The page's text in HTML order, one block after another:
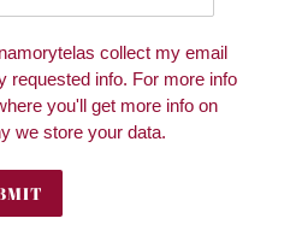
collect my email
requested info. For more info
you'll get more info on
we store your data.